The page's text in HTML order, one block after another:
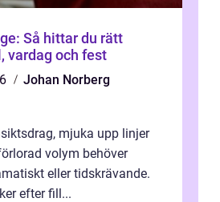
Så hittar du rätt
vardag och fest
Johan Norberg
mjuka upp linjer
volym behöver
eller tidskrävande.
efter fill...